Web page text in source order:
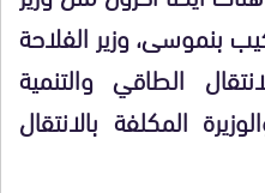
بنموسى، وزير الفلاحة
الطاقي والتنمية
المكلفة بالانتقال